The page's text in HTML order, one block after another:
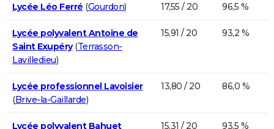
Lycée Léo Ferré (Gourdon) 17,55 / 20 96,5 %
Lycée polyvalent Antoine de
Saint Exupéry(Terrasson-
Lavilledieu)
15,91 / 20 93,2 %
Lycée professionnel Lavoisier
(Brive-la-Gaillarde)
13,80 / 20 86,0 %
Lycée polyvalent Bahuet
15,31 / 20 93,5 %